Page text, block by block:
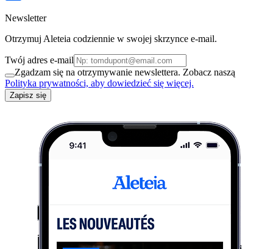
Newsletter
Otrzymuj Aleteia codziennie w swojej skrzynce e-mail.
Twój adres e-mail
Zgadzam się na otrzymywanie newslettera. Zobacz naszą
Polityka prywatności, aby dowiedzieć się więcej.
Zapisz się